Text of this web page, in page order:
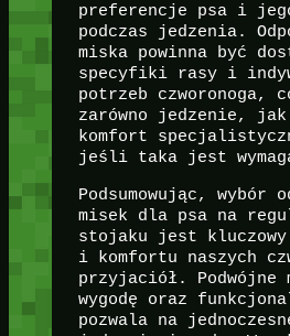
preferencje psa i
podczas jedzenia.
miska powinna być
specyfiki rasy i
potrzeb czworonoga,
zarówno jedzenie,
komfort
jeśli taka jest
Podsumowując, wybór
misek dla psa na
stojaku jest
i komfortu naszych
przyjaciół.
wygodę oraz
pozwala na